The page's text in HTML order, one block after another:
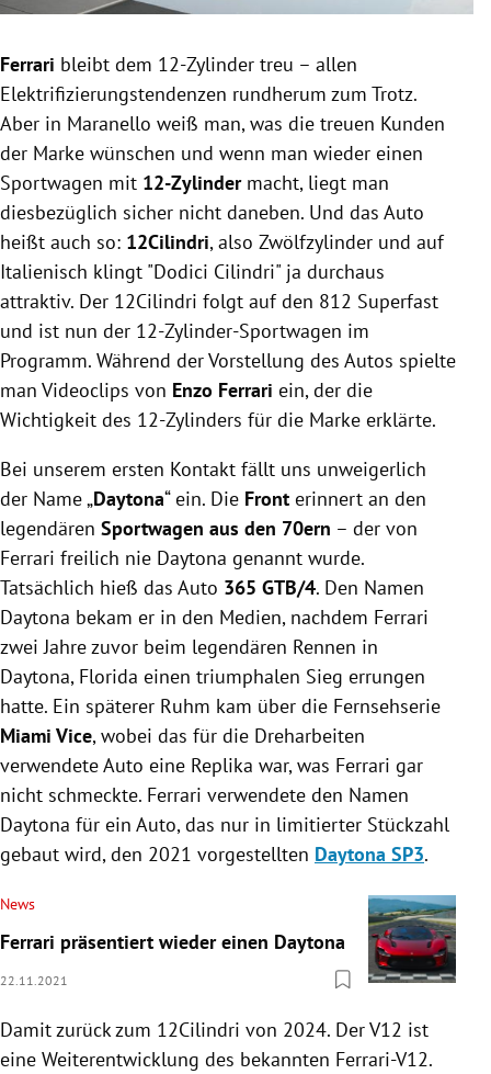
Untermenü
Untermenü
Ferrari bleibt dem 12-Zylinder treu – allen
Elektrifizierungstendenzen rundherum zum Trotz.
Aber in Maranello weiß man, was die treuen Kunden
der Marke wünschen und wenn man wieder einen
Sportwagen mit 12-Zylindermacht, liegt man
diesbezüglich sicher nicht daneben. Und das Auto
heißt auch so: 12Cilindri, also Zwölfzylinder und auf
Italienisch klingt "Dodici Cilindri" ja durchaus
attraktiv. Der 12Cilindri folgt auf den 812 Superfast
und ist nun der 12-Zylinder-Sportwagen im
Programm. Während der Vorstellung des Autos spielte
man Videoclips von Enzo Ferrari ein, der die
Wichtigkeit des 12-Zylinders für die Marke erklärte.
Bei unserem ersten Kontakt fällt uns unweigerlich
der Name „Daytona“ ein. Die Front erinnert an den
legendären Sportwagen aus den 70ern – der von
Ferrari freilich nie Daytona genannt wurde.
Tatsächlich hieß das Auto 365 GTB/4. Den Namen
Daytona bekam er in den Medien, nachdem Ferrari
zwei Jahre zuvor beim legendären Rennen in
Daytona, Florida einen triumphalen Sieg errungen
hatte. Ein späterer Ruhm kam über die Fernsehserie
Miami Vice, wobei das für die Dreharbeiten
verwendete Auto eine Replika war, was Ferrari gar
nicht schmeckte. Ferrari verwendete den Namen
Daytona für ein Auto, das nur in limitierter Stückzahl
gebaut wird, den 2021 vorgestellten Daytona SP3.
News
Ferrari präsentiert wieder einen Daytona
22.11.2021
Damit zurück zum 12Cilindri von 2024. Der V12 ist
eine Weiterentwicklung des bekannten Ferrari-V12.